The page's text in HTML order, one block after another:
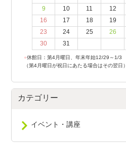
9
10 11 12
16
17 18 19
23
24 25 26
30
31
●休館日：第4月曜日、年末年始12/29～1/3
（第4月曜日が祝日にあたる場合はその翌日）
カテゴリー
イベント・講座